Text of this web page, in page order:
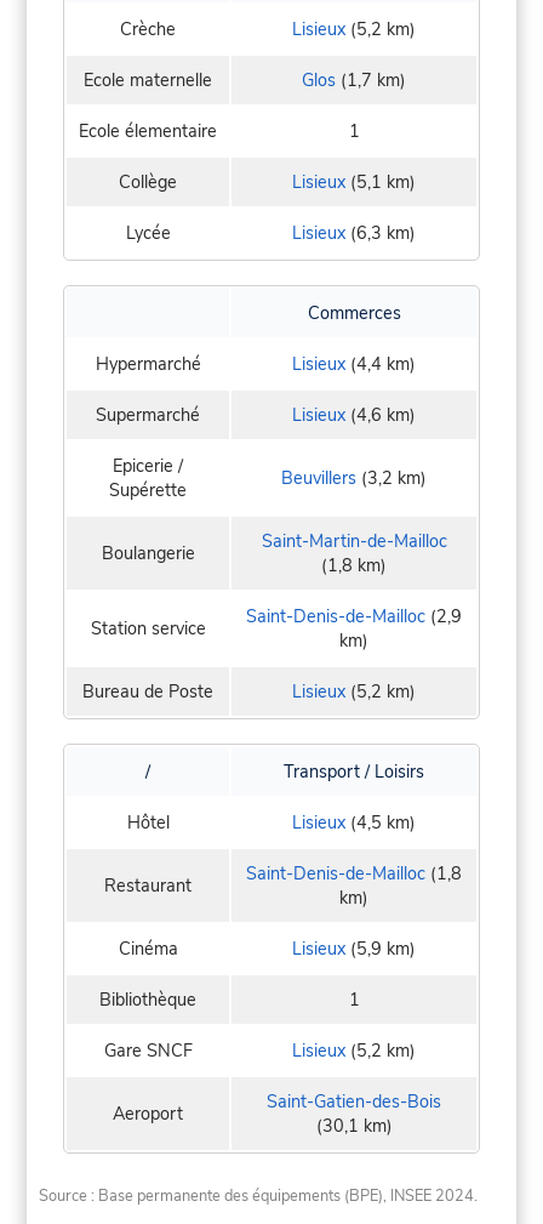
Crèche Lisieux (5,2 km)
Ecole maternelle Glos (1,7 km)
Ecole élementaire 1
Collège Lisieux (5,1 km)
Lycée Lisieux (6,3 km)
Commerces
Hypermarché Lisieux (4,4 km)
Supermarché Lisieux (4,6 km)
Epicerie /
Supérette
Beuvillers (3,2 km)
Boulangerie
Saint-Martin-de-Mailloc
(1,8 km)
Station service Saint-Denis-de-Mailloc (2,9
km)
Bureau de Poste Lisieux (5,2 km)
/ Transport / Loisirs
Hôtel Lisieux (4,5 km)
Restaurant Saint-Denis-de-Mailloc (1,8
km)
Cinéma Lisieux (5,9 km)
Bibliothèque 1
Gare SNCF Lisieux (5,2 km)
Aeroport
Saint-Gatien-des-Bois
(30,1 km)
Source : Base permanente des équipements (BPE), INSEE 2024.